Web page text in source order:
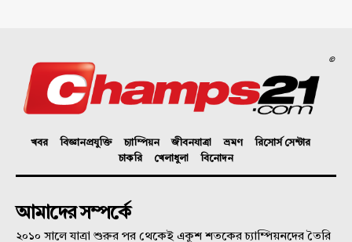
©
খবর বিজ্ঞানপ্রযুক্তি চ্যাম্পিয়ন জীবনযাত্রা ভ্রমণ
রিসোর্স সেন্টার
চাকরি
খেলাধুলা বিনোদন
আমাদের সম্পর্কে
২০১০ সালে যাত্রা শুরুর পর থেকেই একুশ শতকের চ্যাম্পিয়নদের তৈরি